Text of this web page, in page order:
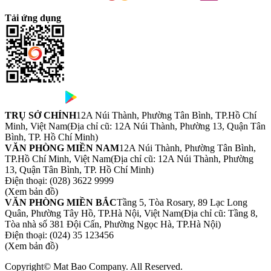
Tải ứng dụng
TRỤ SỞ CHÍNH12A Núi Thành, Phường Tân Bình, TP.Hồ Chí
Minh, Việt Nam(Địa chỉ cũ: 12A Núi Thành, Phường 13, Quận Tân
Bình, TP. Hồ Chí Minh)
VĂN PHÒNG MIỀN NAM12A Núi Thành, Phường Tân Bình,
TP.Hồ Chí Minh, Việt Nam(Địa chỉ cũ: 12A Núi Thành, Phường
13, Quận Tân Bình, TP. Hồ Chí Minh)
Điện thoại: (028) 3622 9999
(Xem bản đồ)
VĂN PHÒNG MIỀN BẮCTầng 5, Tòa Rosary, 89 Lạc Long
Quân, Phường Tây Hồ, TP.Hà Nội, Việt Nam(Địa chỉ cũ: Tầng 8,
Tòa nhà số 381 Đội Cấn, Phường Ngọc Hà, TP.Hà Nội)
Điện thoại: (024) 35 123456
(Xem bản đồ)
Copyright© Mat Bao Company. All Reserved.